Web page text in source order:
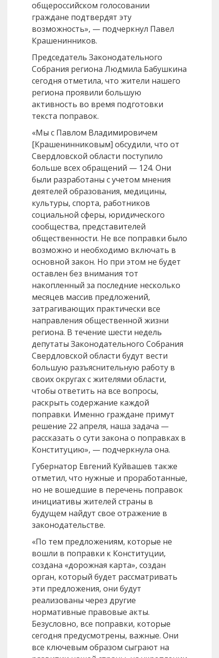
общероссийском голосовании
граждане подтвердят эту
возможность», — подчеркнул Павел
Крашенинников.
Председатель Законодательного
Собрания региона Людмила Бабушкина
сегодня отметила, что жители нашего
региона проявили большую
активность во время подготовки
текста поправок.
«Мы с Павлом Владимировичем
[Крашенинниковым] обсудили, что от
Свердловской области поступило
больше всех обращений — 124. Они
были разработаны с учетом мнения
деятелей образования, медицины,
культуры, спорта, работников
социальной сферы, юридического
сообщества, представителей
общественности. Не все поправки было
возможно и необходимо включать в
основной закон. Но при этом не будет
оставлен без внимания тот
накопленный за последние несколько
месяцев массив предложений,
затрагивающих практически все
направления общественной жизни
региона. В течение шести недель
депутаты Законодательного Собрания
Свердловской области будут вести
большую разъяснительную работу в
своих округах с жителями области,
чтобы ответить на все вопросы,
раскрыть содержание каждой
поправки. Именно граждане примут
решение 22 апреля, наша задача —
рассказать о сути закона о поправках в
Конституцию», — подчеркнула она.
Губернатор Евгений Куйвашев также
отметил, что нужные и проработанные,
но не вошедшие в перечень поправок
инициативы жителей страны в
будущем найдут свое отражение в
законодательстве.
«По тем предложениям, которые не
вошли в поправки к Конституции,
создана «дорожная карта», создан
орган, который будет рассматривать
эти предложения, они будут
реализованы через другие
нормативные правовые акты.
Безусловно, все поправки, которые
сегодня предусмотрены, важные. Они
все ключевым образом сыграют на